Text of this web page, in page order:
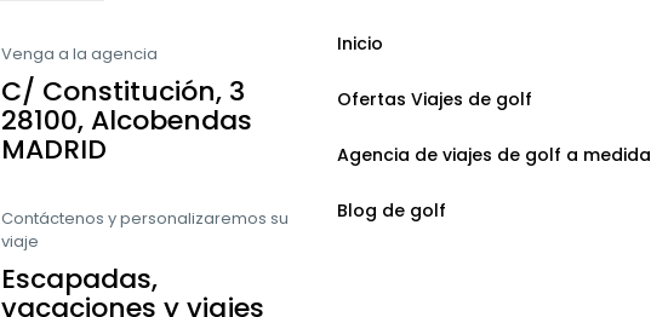
Venga a la agencia
C/ Constitución, 3
28100, Alcobendas
MADRID
Contáctenos y personalizaremos su
viaje
Escapadas,
vacaciones y viajes
Inicio
Ofertas Viajes de golf
Agencia de viajes de golf a medida
Blog de golf